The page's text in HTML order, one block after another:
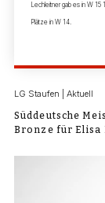
Lechleitner gab es in W
Plätze in W 14.
LG Staufen | Aktuell
Süddeutsche
Bronze für Elisa